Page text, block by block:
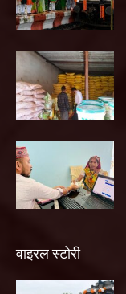
वाइरल स्टोरी